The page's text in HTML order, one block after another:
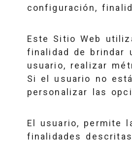
configuración,
Este Sitio Web
finalidad de brindar
usuario, realizar
Si el usuario no
personalizar las
El usuario, permite
finalidades